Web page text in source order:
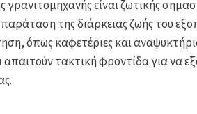
είναι ζωτικής
της διάρκειας ζωής του
όπως καφετέριες και
απαιτούν τακτική φροντίδα για να